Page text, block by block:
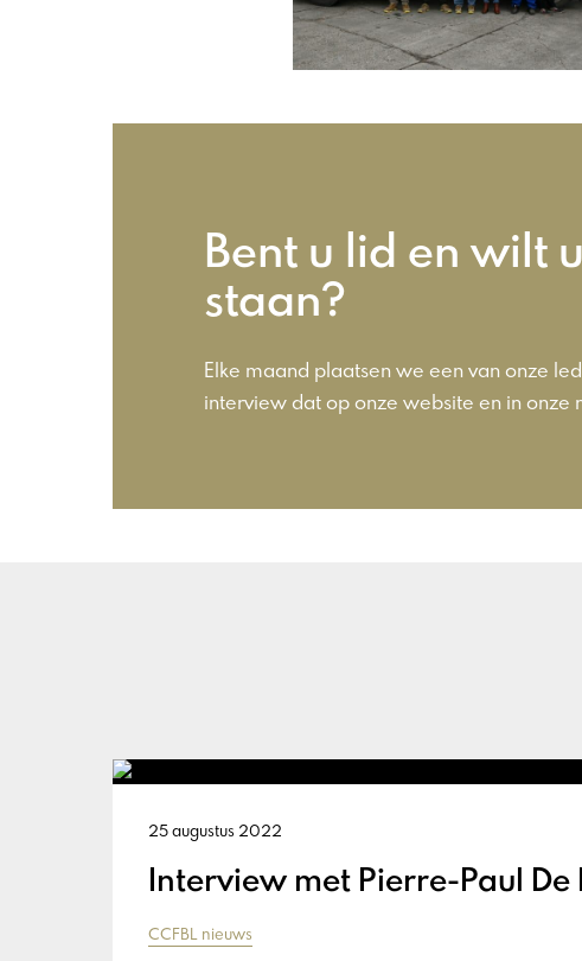
Bent u lid en wilt
staan?
Elke maand plaatsen we een van onze
interview dat op onze website en in
25 augustus 2022
Interview met Pierre-Paul De
CCFBL nieuws